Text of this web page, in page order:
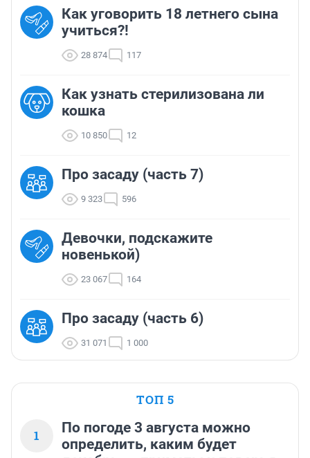
Как уговорить 18 летнего сына
учиться?!
28 874 117
Как узнать стерилизована ли
кошка
10 850 12
Про засаду (часть 7)
9 323 596
Девочки, подскажите
новенькой)
23 067 164
Про засаду (часть 6)
31 071 1 000
ТОП 5
1
По погоде 3 августа можно
определить, каким будет